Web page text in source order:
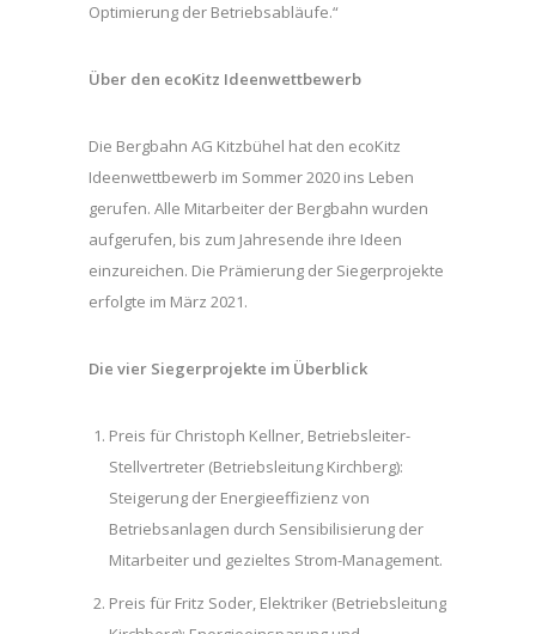
Optimierung der Betriebsabläufe.“
Über den ecoKitz Ideenwettbewerb
Die Bergbahn AG Kitzbühel hat den ecoKitz
Ideenwettbewerb im Sommer 2020 ins Leben
gerufen. Alle Mitarbeiter der Bergbahn wurden
aufgerufen, bis zum Jahresende ihre Ideen
einzureichen. Die Prämierung der Siegerprojekte
erfolgte im März 2021.
Die vier Siegerprojekte im Überblick
Preis für Christoph Kellner, Betriebsleiter-
Stellvertreter (Betriebsleitung Kirchberg):
Steigerung der Energieeffizienz von
Betriebsanlagen durch Sensibilisierung der
Mitarbeiter und gezieltes Strom-Management.
Preis für Fritz Soder, Elektriker (Betriebsleitung